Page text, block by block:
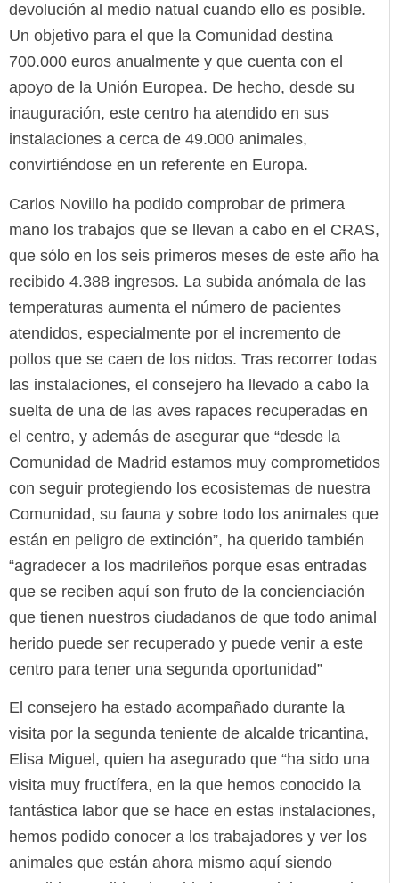
devolución al medio natual cuando ello es posible.
Un objetivo para el que la Comunidad destina
700.000 euros anualmente y que cuenta con el
apoyo de la Unión Europea. De hecho, desde su
inauguración, este centro ha atendido en sus
instalaciones a cerca de 49.000 animales,
convirtiéndose en un referente en Europa.
Carlos Novillo ha podido comprobar de primera
mano los trabajos que se llevan a cabo en el CRAS,
que sólo en los seis primeros meses de este año ha
recibido 4.388 ingresos. La subida anómala de las
temperaturas aumenta el número de pacientes
atendidos, especialmente por el incremento de
pollos que se caen de los nidos. Tras recorrer todas
las instalaciones, el consejero ha llevado a cabo la
suelta de una de las aves rapaces recuperadas en
el centro, y además de asegurar que “desde la
Comunidad de Madrid estamos muy comprometidos
con seguir protegiendo los ecosistemas de nuestra
Comunidad, su fauna y sobre todo los animales que
están en peligro de extinción”, ha querido también
“agradecer a los madrileños porque esas entradas
que se reciben aquí son fruto de la concienciación
que tienen nuestros ciudadanos de que todo animal
herido puede ser recuperado y puede venir a este
centro para tener una segunda oportunidad”
El consejero ha estado acompañado durante la
visita por la segunda teniente de alcalde tricantina,
Elisa Miguel, quien ha asegurado que “ha sido una
visita muy fructífera, en la que hemos conocido la
fantástica labor que se hace en estas instalaciones,
hemos podido conocer a los trabajadores y ver los
animales que están ahora mismo aquí siendo